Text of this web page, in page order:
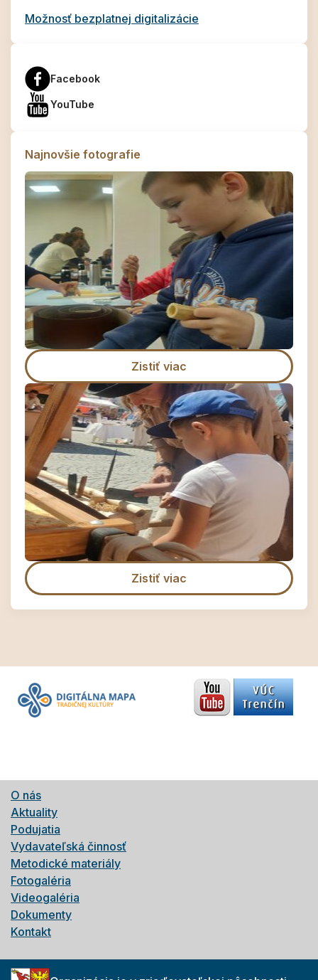
Možnosť bezplatnej digitalizácie
Facebook
YouTube
Najnovšie fotografie
Zistiť viac
Zistiť viac
O nás
Aktuality
Podujatia
Vydavateľská činnosť
Metodické materiály
Fotogaléria
Videogaléria
Dokumenty
Kontakt